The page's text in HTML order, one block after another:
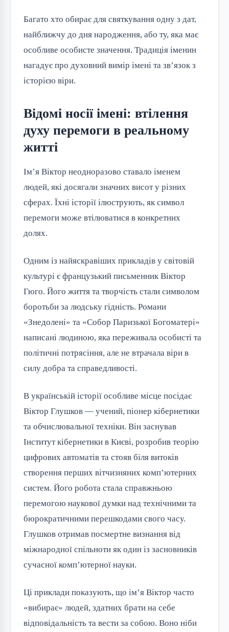
Багато хто обирає для святкування одну з дат,
найближчу до дня народження, або ту, яка має
особливе особисте значення. Традиція іменин
нагадує про духовний вимір імені та зв’язок з
історією віри.
Відомі носії імені: втілення
духу перемоги в реальному
житті
Ім’я Віктор неодноразово ставало іменем
людей, які досягали значних висот у різних
сферах. Їхні історії ілюструють, як символ
перемоги може втілюватися в конкретних
долях.
Одним із найяскравіших прикладів у світовій
культурі є французький письменник Віктор
Гюго. Його життя та творчість стали символом
боротьби за людську гідність. Романи
«Знедолені» та «Собор Паризької Богоматері»
написані людиною, яка переживала особисті та
політичні потрясіння, але не втрачала віри в
силу добра та справедливості.
В українській історії особливе місце посідає
Віктор Глушков — учений, піонер кібернетики
та обчислювальної техніки. Він заснував
Інститут кібернетики в Києві, розробив теорію
цифрових автоматів та стояв біля витоків
створення перших вітчизняних комп’ютерних
систем. Його робота стала справжньою
перемогою наукової думки над технічними та
бюрократичними перешкодами свого часу.
Глушков отримав посмертне визнання від
міжнародної спільноти як один із засновників
сучасної комп’ютерної науки.
Ці приклади показують, що ім’я Віктор часто
«вибирає» людей, здатних брати на себе
відповідальність та вести за собою. Воно ніби